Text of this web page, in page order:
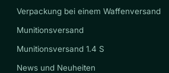
Verpackung bei einem Waffenversand
Munitionsversand
Munitionsversand 1.4 S
News und Neuheiten